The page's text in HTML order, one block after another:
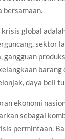
bersamaan.
global
sektor
gangguan
barang
daya beli
ekonomi
sebagai
permintaan.